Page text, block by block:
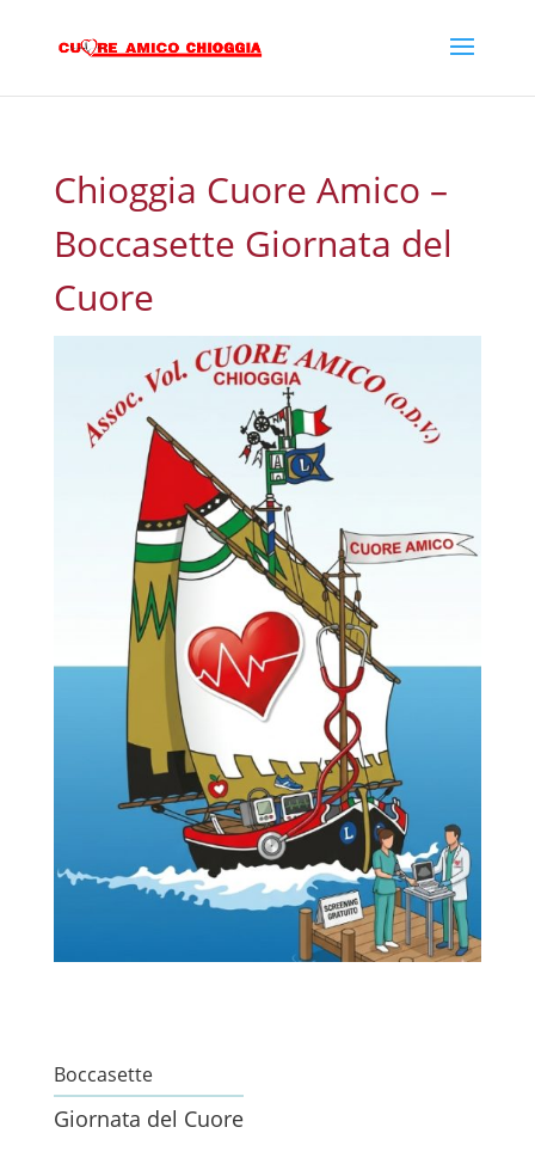
Chioggia Cuore Amico –
Boccasette Giornata del
Cuore
Boccasette
Giornata del Cuore